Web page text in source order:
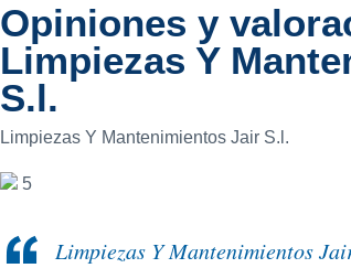
Opiniones y
Limpiezas Y
S.l.
Limpiezas Y Mantenimientos Jair S.l.
5
Limpiezas Y Mantenimientos